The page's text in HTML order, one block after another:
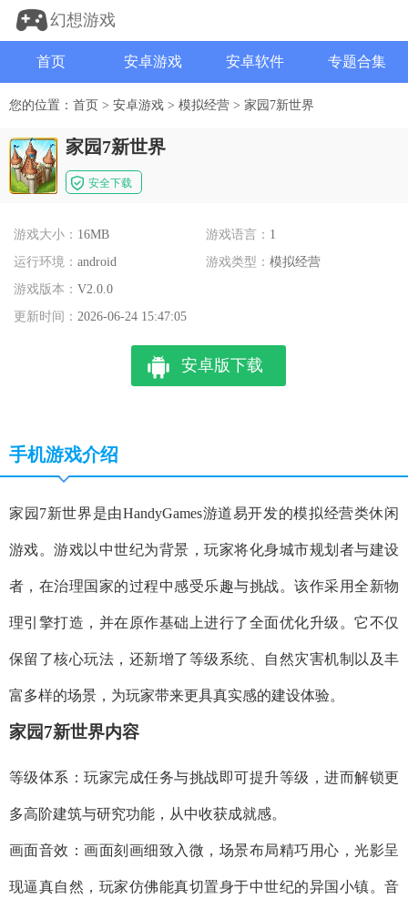
幻想游戏
首页 安卓游戏 安卓软件 专题合集
您的位置： 首页 > 安卓游戏 > 模拟经营 > 家园7新世界
家园7新世界
安全下载
游戏大小： 16MB 游戏语言： 1
运行环境： android 游戏类型：模拟经营
游戏版本： V2.0.0
更新时间： 2026-06-24 15:47:05
安卓版下载
手机游戏介绍
家园7新世界是由HandyGames游道易开发的模拟经营类休闲
游戏。游戏以中世纪为背景，玩家将化身城市规划者与建设
者，在治理国家的过程中感受乐趣与挑战。该作采用全新物
理引擎打造，并在原作基础上进行了全面优化升级。它不仅
保留了核心玩法，还新增了等级系统、自然灾害机制以及丰
富多样的场景，为玩家带来更具真实感的建设体验。
家园7新世界内容
等级体系：玩家完成任务与挑战即可提升等级，进而解锁更
多高阶建筑与研究功能，从中收获成就感。
画面音效：画面刻画细致入微，场景布局精巧用心，光影呈
现逼真自然，玩家仿佛能真切置身于中世纪的异国小镇。音